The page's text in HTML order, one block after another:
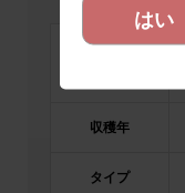
収穫年
タイプ
はい